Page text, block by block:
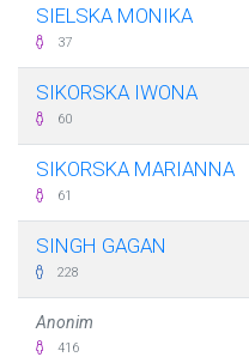
SIELSKA MONIKA
37
SIKORSKA IWONA
60
SIKORSKA MARIANNA
61
SINGH GAGAN
228
Anonim
416